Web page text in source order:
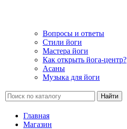
Вопросы и ответы
Стили йоги
Мастера йоги
Как открыть йога-центр?
Асаны
Музыка для йоги
Найти
Главная
Магазин